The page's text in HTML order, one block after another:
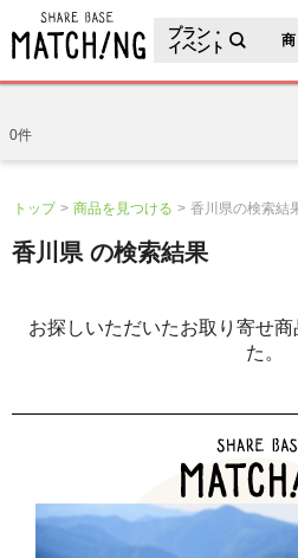
プラン・
イベント
0件
トップ 商品を見つける 香川県の検索結
香川県 の検索結果
お探しいただいたお取り寄せ
た。